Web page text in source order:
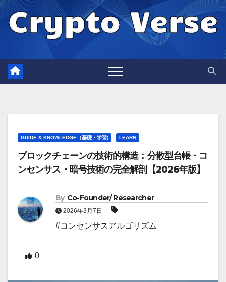
Skip
GUIDE & KNOWLEDGE（基礎・学習) LEARN
ブロックチェーンの技術的構造：分散型台帳・コ
ンセンサス・暗号技術の完全解剖【2026年版】
By Co-Founder/ Researcher
2026年3月7日
#コンセンサスアルゴリズム
0